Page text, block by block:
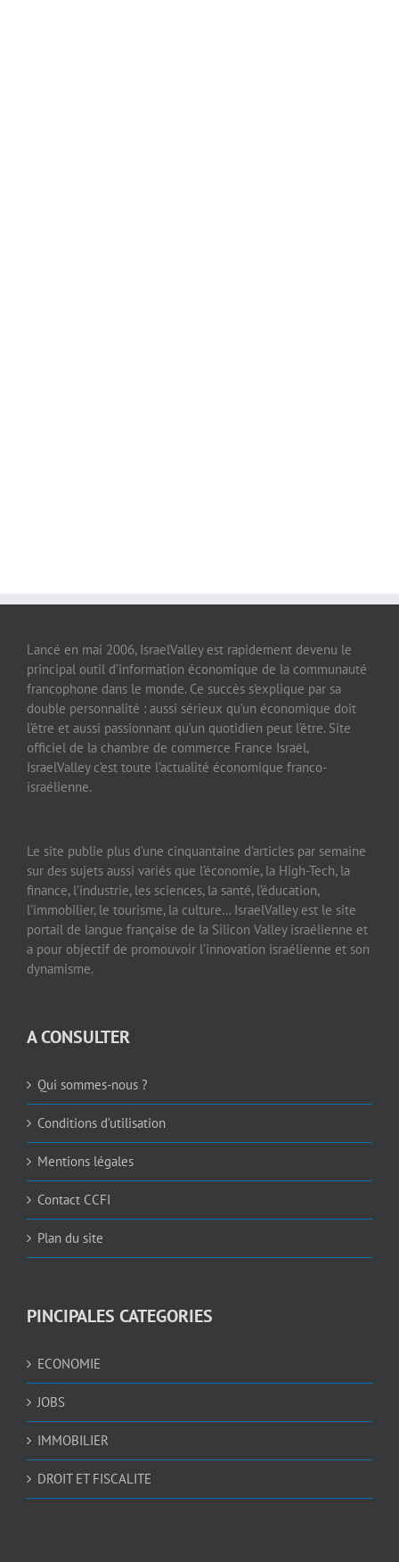
Lancé en mai 2006, IsraelValley est rapidement devenu le
principal outil d’information économique de la communauté
francophone dans le monde. Ce succès s’explique par sa
double personnalité : aussi sérieux qu’un économique doit
l’être et aussi passionnant qu’un quotidien peut l’être. Site
officiel de la chambre de commerce France Israël,
IsraelValley c’est toute l’actualité économique franco-
israélienne.
Le site publie plus d’une cinquantaine d’articles par semaine
sur des sujets aussi variés que l’économie, la High-Tech, la
finance, l’industrie, les sciences, la santé, l’éducation,
l’immobilier, le tourisme, la culture… IsraelValley est le site
portail de langue française de la Silicon Valley israélienne et
a pour objectif de promouvoir l’innovation israélienne et son
dynamisme.
A CONSULTER
Qui sommes-nous ?
Conditions d’utilisation
Mentions légales
Contact CCFI
Plan du site
PINCIPALES CATEGORIES
ECONOMIE
JOBS
IMMOBILIER
DROIT ET FISCALITE